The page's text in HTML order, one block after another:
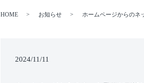
HOME お知らせ ホームページからのネ
2024/11/11